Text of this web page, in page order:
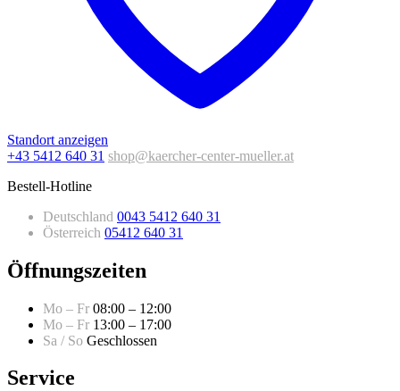
Standort anzeigen
+43 5412 640 31 shop@kaercher-center-mueller.at
Bestell-Hotline
Deutschland 0043 5412 640 31
Österreich 05412 640 31
Öffnungszeiten
Mo – Fr 08:00 – 12:00
Mo – Fr 13:00 – 17:00
Sa / So Geschlossen
Service